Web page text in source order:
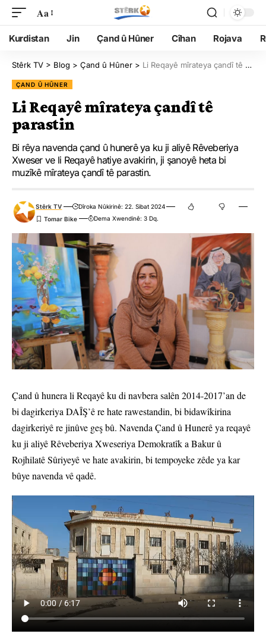
Aa
Kurdistan Jin Çand û Hûner Cîhan Rojava
Stêrk TV > Blog > Çand û Hûner > Li Reqayê mîrateya çandî tê parastin
ÇAND Û HÛNER
Li Reqayê mîrateya çandî tê
parastin
Bi rêya navenda çand û hunerê ya ku ji aliyê Rêveberiya
Xweser ve li Reqayê hatiye avakirin, ji şanoyê heta bi
muzîkê mîrateya çandî tê parastin.
Stêrk TV
Dîroka Nûkirinê: 22. Sibat 2024
Dema Xwendinê: 3 Dq.
Çand û hunera li Reqayê ku di navbera salên 2014-2017’an de
bi dagirkeriya DAÎŞ’ê re hate rawestandin, bi bidawîkirina
dagirkeriyê re jinûve geş bû. Navenda Çand û Hunerê ya reqayê
ku ji aliyê Rêveberiya Xweseriya Demokratîk a Bakur û
Rojhilatê Sûriyeyê ve hate avakirin, bi tempoyeke zêde ya kar
bûye navenda vê qadê.